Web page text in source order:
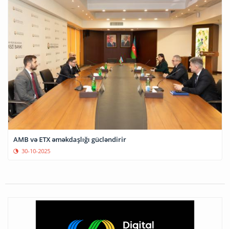
AMB və ETX əməkdaşlığı gücləndirir
30-10-2025